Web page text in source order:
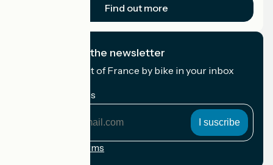
Find out more
I subscribe to the newsletter
Receive the best of France by bike in your inbox
My email address
Registration terms